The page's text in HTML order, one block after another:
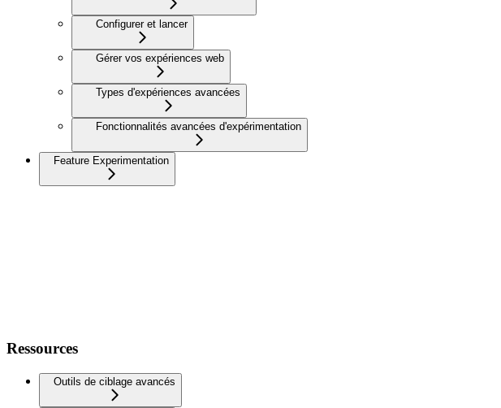
Configurer et lancer
Gérer vos expériences web
Types d'expériences avancées
Fonctionnalités avancées d'expérimentation
Feature Experimentation
Ressources
Outils de ciblage avancés